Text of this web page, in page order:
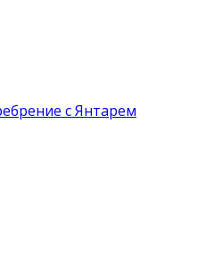
с Янтарем